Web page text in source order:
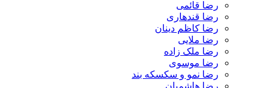
رضا قائمی
رضا قندهاری
رضا کاظم دینان
رضا ملایی
رضا ملک زاده
رضا موسوی
رضا نمو و سکسکه بند
رضا هاشمیان